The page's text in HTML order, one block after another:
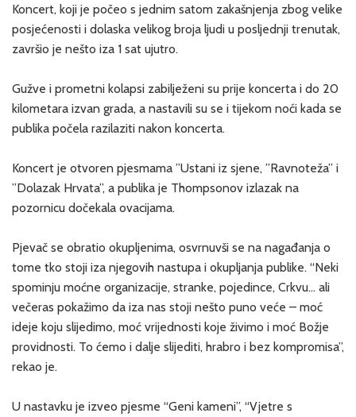
Koncert, koji je počeo s jednim satom zakašnjenja zbog velike
posjećenosti i dolaska velikog broja ljudi u posljednji trenutak,
završio je nešto iza 1 sat ujutro.
Gužve i prometni kolapsi zabilježeni su prije koncerta i do 20
kilometara izvan grada, a nastavili su se i tijekom noći kada se
publika počela razilaziti nakon koncerta.
Koncert je otvoren pjesmama ”Ustani iz sjene, ”Ravnoteža” i
”Dolazak Hrvata”, a publika je Thompsonov izlazak na
pozornicu dočekala ovacijama.
Pjevač se obratio okupljenima, osvrnuvši se na nagađanja o
tome tko stoji iza njegovih nastupa i okupljanja publike. “Neki
spominju moćne organizacije, stranke, pojedince, Crkvu… ali
večeras pokažimo da iza nas stoji nešto puno veće – moć
ideje koju slijedimo, moć vrijednosti koje živimo i moć Božje
providnosti. To ćemo i dalje slijediti, hrabro i bez kompromisa”,
rekao je.
U nastavku je izveo pjesme “Geni kameni”, “Vjetre s